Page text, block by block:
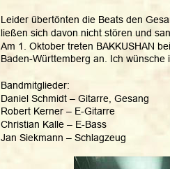
Leider übertönten die Beats den
ließen sich davon nicht stören und
Am 1. Oktober treten BAKKUSHAN
Baden-Württemberg an. Ich wünsche
Bandmitglieder:
Daniel Schmidt – Gitarre, Gesang
Robert Kerner – E-Gitarre
Christian Kalle – E-Bass
Jan Siekmann – Schlagzeug